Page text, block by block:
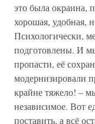
это была окраина,
хорошая, удобная,
Психологически,
подготовлены. И
пропасти, её
модернизировали
крайне тяжело! –
независимое. Вот
поставить, а всё